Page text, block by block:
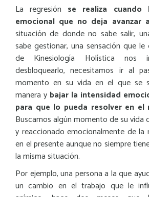
La regresión se realiza cuando
emocional que no deja avanzar
situación de donde no sabe salir,
sabe gestionar, una sensación que
de Kinesiología Holística nos
desbloquearlo, necesitamos ir al
momento en su vida en el que se
manera y bajar la intensidad
para que lo pueda resolver en el
Buscamos algún momento de su vida
y reaccionado emocionalmente de la
en el presente aunque no siempre
la misma situación.
Por ejemplo, una persona a la que
un cambio en el trabajo que le